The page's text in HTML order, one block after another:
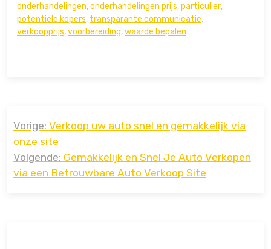
onderhandelingen,onderhandelingen prijs,particulier,
potentiële kopers, transparante communicatie,
verkoopprijs,voorbereiding,waarde bepalen
navigatie
Vorige: Verkoop uw auto snel en gemakkelijk via
onze site
Volgende: Gemakkelijk en Snel Je Auto Verkopen
via een Betrouwbare Auto Verkoop Site